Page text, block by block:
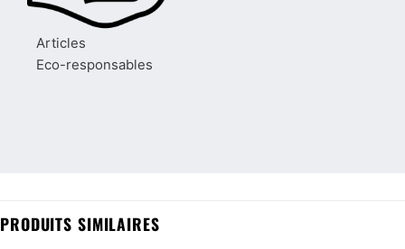
Articles
Eco-responsables
PRODUITS SIMILAIRES